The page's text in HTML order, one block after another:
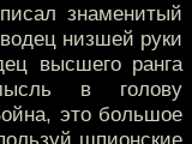
знаменитый
низшей руки
высшего ранга
в голову
это большое